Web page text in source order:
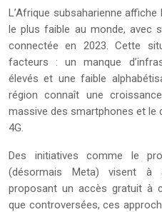
L’Afrique subsaharienne
le plus faible au monde, avec
connectée en 2023. Cette
facteurs : un manque
élevés et une faible
région connaît une
massive des smartphones et le
4G.
Des initiatives comme le
(désormais Meta) visent à
proposant un accès gratuit à
que controversées, ces